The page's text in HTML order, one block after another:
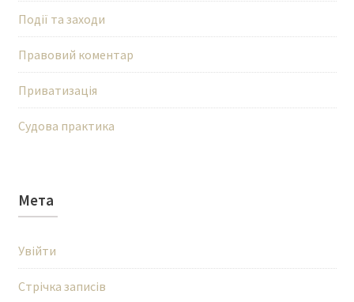
Події та заходи
Правовий коментар
Приватизація
Судова практика
Мета
Увійти
Стрічка записів